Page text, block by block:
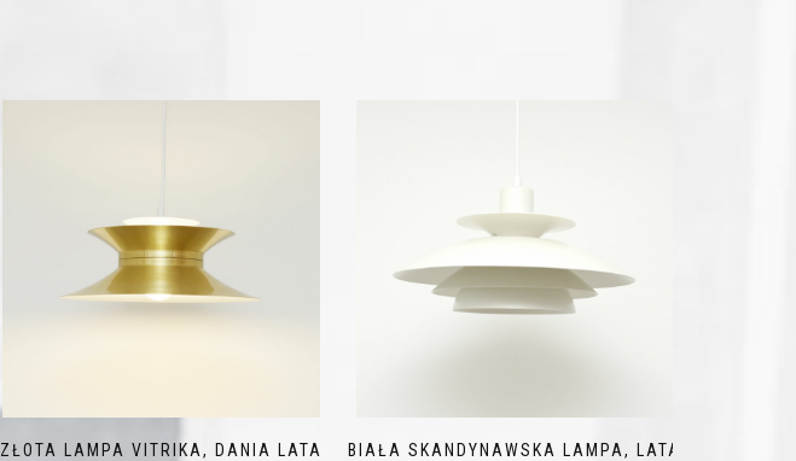
ZŁOTA LAMPA VITRIKA, DANIA LATA
BIAŁA SKANDYNAWSKA LAMPA, LATA